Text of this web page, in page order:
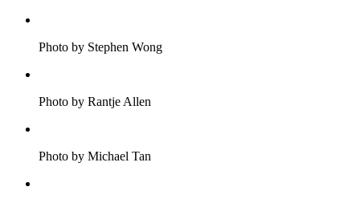
Photo by Stephen Wong
Photo by Rantje Allen
Photo by Michael Tan